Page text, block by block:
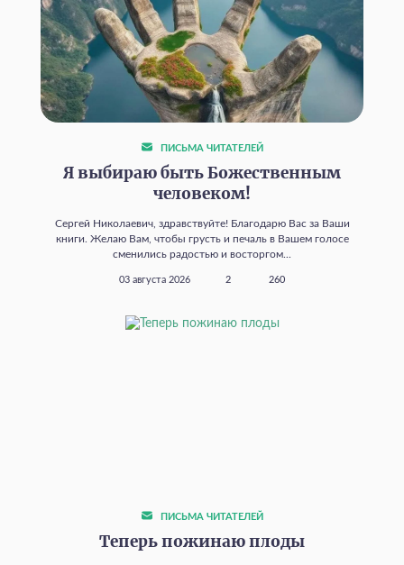
ПИСЬМА ЧИТАТЕЛЕЙ
Я выбираю быть Божественным
человеком!
Сергей Николаевич, здравствуйте! Благодарю Вас за Ваши
книги. Желаю Вам, чтобы грусть и печаль в Вашем голосе
сменились радостью и восторгом...
03 августа 2026 2 260
ПИСЬМА ЧИТАТЕЛЕЙ
Теперь пожинаю плоды